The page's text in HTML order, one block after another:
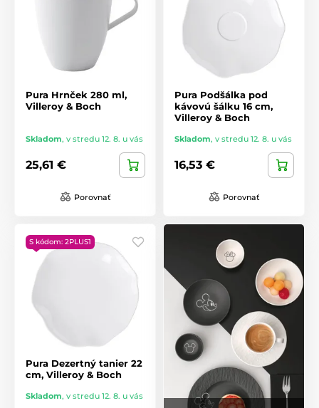
Pura Hrnček 280 ml,
Villeroy & Boch
Skladom, v stredu 12. 8. u vás
25,61 €
Porovnať
Pura Podšálka pod
kávovú šálku 16 cm,
Villeroy & Boch
Skladom, v stredu 12. 8. u vás
16,53 €
Porovnať
S kódom: 2PLUS1
Pura Dezertný tanier 22
cm, Villeroy & Boch
Skladom, v stredu 12. 8. u vás